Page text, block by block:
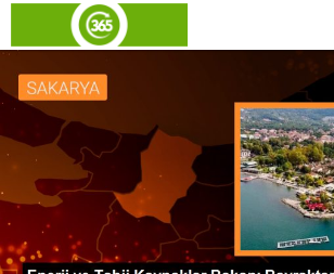
Gereksiz Aramalar ve Asılsız İhbarlardan
Oluşuyor